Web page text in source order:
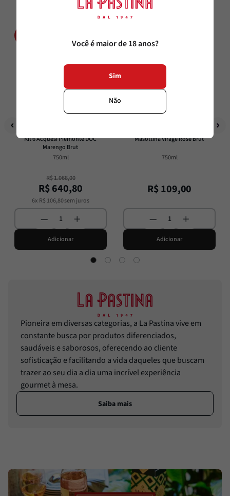
Kit 6 Acquesi Piemonte DOC
Marengo Brut
750ml
R$1.068,00
R$640,80
6x R$ 106,80sem juros
Adicionar
Masottina Virage Rosé Brut
750ml
R$109,00
Adicionar
Pioneira em diversas categorias, a La Pastina vive em
constante busca por produtos diferenciados,
saudáveis e saborosos, oferecendo ao cliente
sofisticação e facilitando a vida daqueles que buscam
trazer ao seu dia a dia uma incrível experiência
gourmet à mesa.
Saiba mais
Você é maior de 18 anos?
Sim
Não